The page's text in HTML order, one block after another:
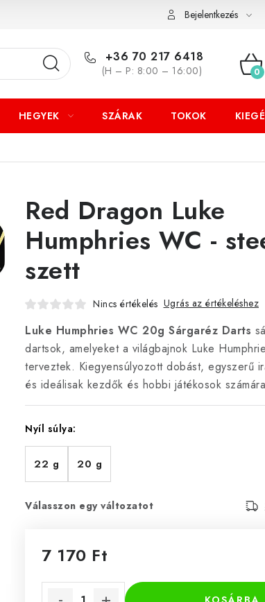
Bejelentkezés
+36 70 217 6418
(H – P: 8:00 – 16:00)
HEGYEK SZÁRAK TOKOK
Red Dragon Luke
Humphries WC -
szett
Nincs értékelés Ugrás az értékeléshez
Luke Humphries WC 20g Sárgaréz Darts
dartsok, amelyeket a világbajnok Luke
terveztek. Kiegyensúlyozott dobást, egyszerű
és ideálisak kezdők és hobbi játékosok
Nyíl súlya:
22 g 20 g
Válasszon egy változatot
7 170 Ft